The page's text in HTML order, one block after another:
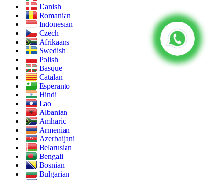
Danish
Romanian
Indonesian
Czech
Afrikaans
Swedish
Polish
Basque
Catalan
Esperanto
Hindi
Lao
Albanian
Amharic
Armenian
Azerbaijani
Belarusian
Bengali
Bosnian
Bulgarian